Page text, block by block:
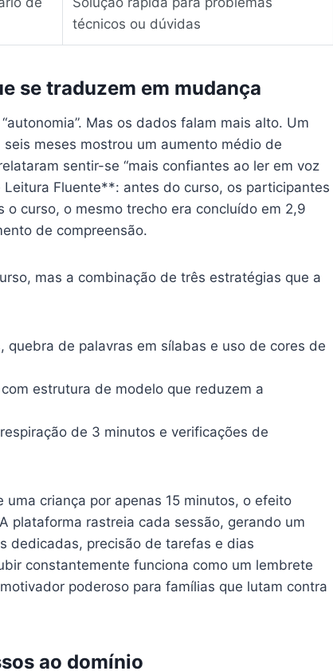
técnicos ou dúvidas
se traduzem em mudança
Mas os dados falam mais alto. Um
meses mostrou um aumento médio de
sentir-se “mais confiantes ao ler em voz
Fluente**: antes do curso, os participantes
curso, o mesmo trecho era concluído em 2,9
de compreensão.
mas a combinação de três estratégias que a
quebra de palavras em sílabas e uso de cores de
estrutura de modelo que reduzem a
de 3 minutos e verificações de
criança por apenas 15 minutos, o efeito
plataforma rastreia cada sessão, gerando um
dedicadas, precisão de tarefas e dias
constantemente funciona como um lembrete
poderoso para famílias que lutam contra
ao domínio